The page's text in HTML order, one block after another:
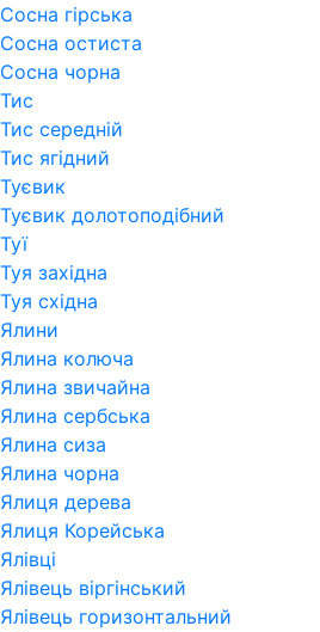
Сосна гірська
Сосна остиста
Сосна чорна
Тис
Тис середній
Тис ягідний
Туєвик
Туєвик долотоподібний
Туї
Туя західна
Туя східна
Ялини
Ялина колюча
Ялина звичайна
Ялина сербська
Ялина сиза
Ялина чорна
Ялиця дерева
Ялиця Корейська
Ялівці
Ялівець віргінський
Ялівець горизонтальний